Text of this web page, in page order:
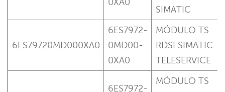
SIMATIC
6ES79720MD000XA0
6ES7972-
0MD00-
0XA0
MÓDULO TS
RDSI SIMATIC
TELESERVICE
6ES7972-
MÓDULO TS